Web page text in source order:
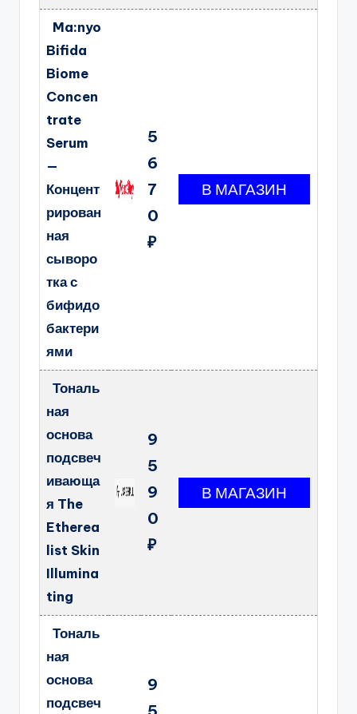
Ma:nyo
Bifida
Biome
Concen
trate
Serum
—
Концент
рирован
ная
сыворо
тка с
бифидо
бактери
ями
5
6
7
0
₽
Тональ
ная
основа
подсвеч
ивающа
я The
Etherea
list Skin
Illumina
ting
9
5
9
0
₽
Тональ
ная
основа
подсвеч
9